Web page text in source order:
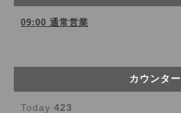
09:00 通常営業
カウンター
Today 423